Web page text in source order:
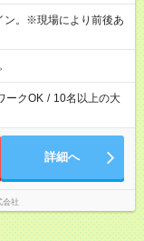
。※現場により前後あ
ークOK / 10名以上の大
詳細へ
会社